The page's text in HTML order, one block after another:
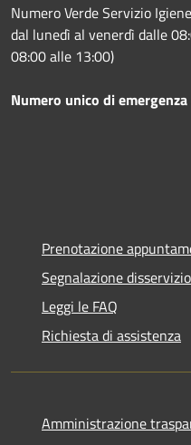
Numero Verde Servizio
dal lunedì al venerdì dalle
08:00 alle 13:00)
Numero unico di
Prenotazione
Segnalazione disservizio
Leggi le FAQ
Richiesta di assistenza
Amministrazione